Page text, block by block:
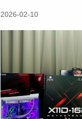
2026-02-10